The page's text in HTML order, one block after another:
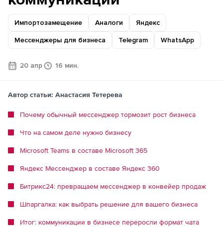
Импортозамещение Аналоги Яндекс
Мессенджеры для бизнеса Telegram WhatsApp
20 апр 16 мин.
Автор статьи: Анастасия Тетерева
Почему обычный мессенджер тормозит рост бизнеса
Что на самом деле нужно бизнесу
Microsoft Teams в составе Microsoft 365
Яндекс Мессенджер в составе Яндекс 360
Битрикс24: превращаем мессенджер в конвейер продаж
Шпаргалка: как выбрать решение для вашего бизнеса
Итог: коммуникации в бизнесе переросли формат чата